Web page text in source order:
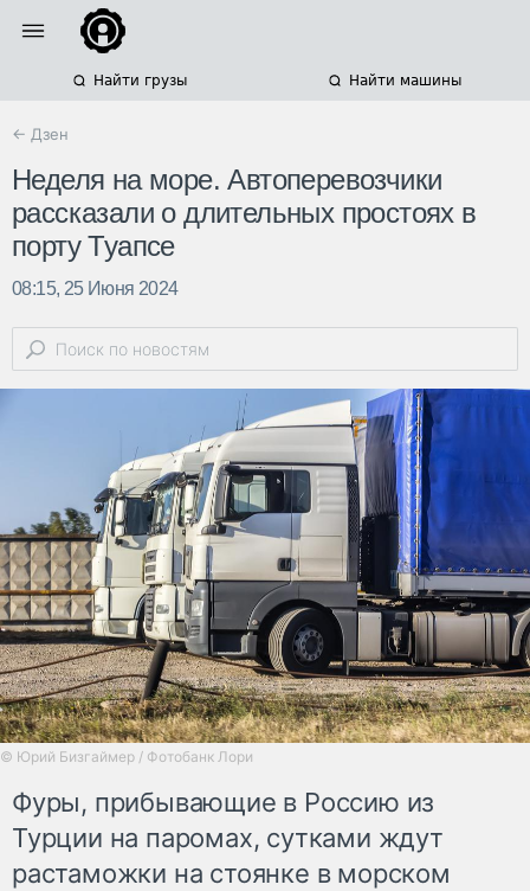
Найти грузы Найти машины
← Дзен
Неделя на море. Автоперевозчики
рассказали о длительных простоях в
порту Туапсе
08:15, 25 Июня 2024
© Юрий Бизгаймер / Фотобанк Лори
Фуры, прибывающие в Россию из
Турции на паромах, сутками ждут
растаможки на стоянке в морском